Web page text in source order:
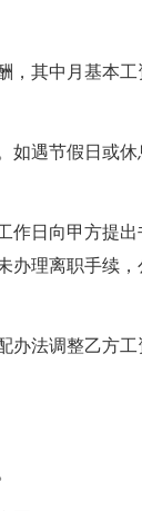
，其中月基本工
如遇节假日或
作日向甲方提
办理离职手续
办法调整乙方